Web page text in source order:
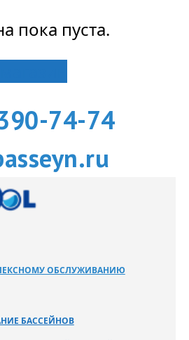
пока пуста.
74-74
ОБСЛУЖИВАНИЮ
БАССЕЙНОВ